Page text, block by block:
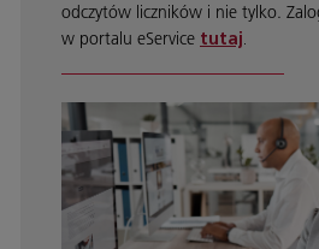
odczytów liczników i nie tylko.
w portalu eService tutaj.